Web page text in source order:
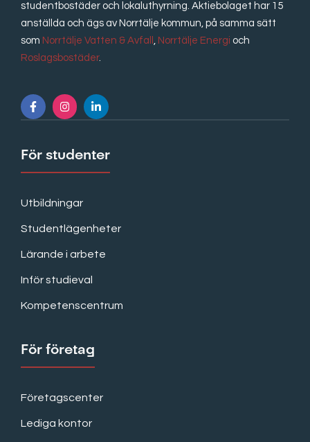
studentbostäder och lokaluthyrning. Aktiebolaget har 15
anställda och ägs av Norrtälje kommun, på samma sätt
som Norrtälje Vatten & Avfall , Norrtälje Energi och
Roslagsbostäder.
För studenter
Utbildningar
Studentlägenheter
Lärande i arbete
Inför studieval
Kompetenscentrum
För företag
Företagscenter
Lediga kontor